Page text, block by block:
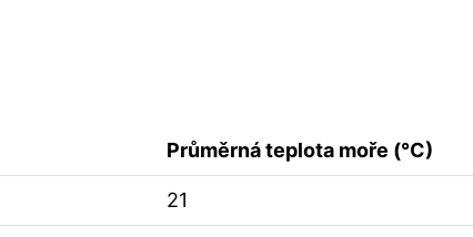
Průměrná teplota moře (°C)
21